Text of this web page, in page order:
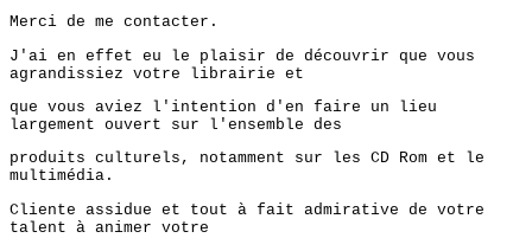
Merci de me contacter.
J'ai en effet eu le plaisir de découvrir que vous
agrandissiez votre librairie et
que vous aviez l'intention d'en faire un lieu
largement ouvert sur l'ensemble des
produits culturels, notamment sur les CD Rom et le
multimédia.
Cliente assidue et tout à fait admirative de votre
talent à animer votre